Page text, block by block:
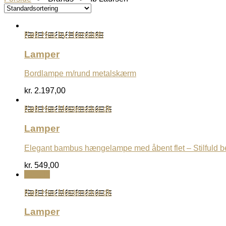
Køb Hos by Hornsleth
Lamper
Bordlampe m/rund metalskærm
kr. 2.197,00
Køb Hos Mostersskur.dk
Lamper
Elegant bambus hængelampe med åbent flet – Stilfuld
kr. 549,00
Køb Hos Mostersskur.dk
Lamper